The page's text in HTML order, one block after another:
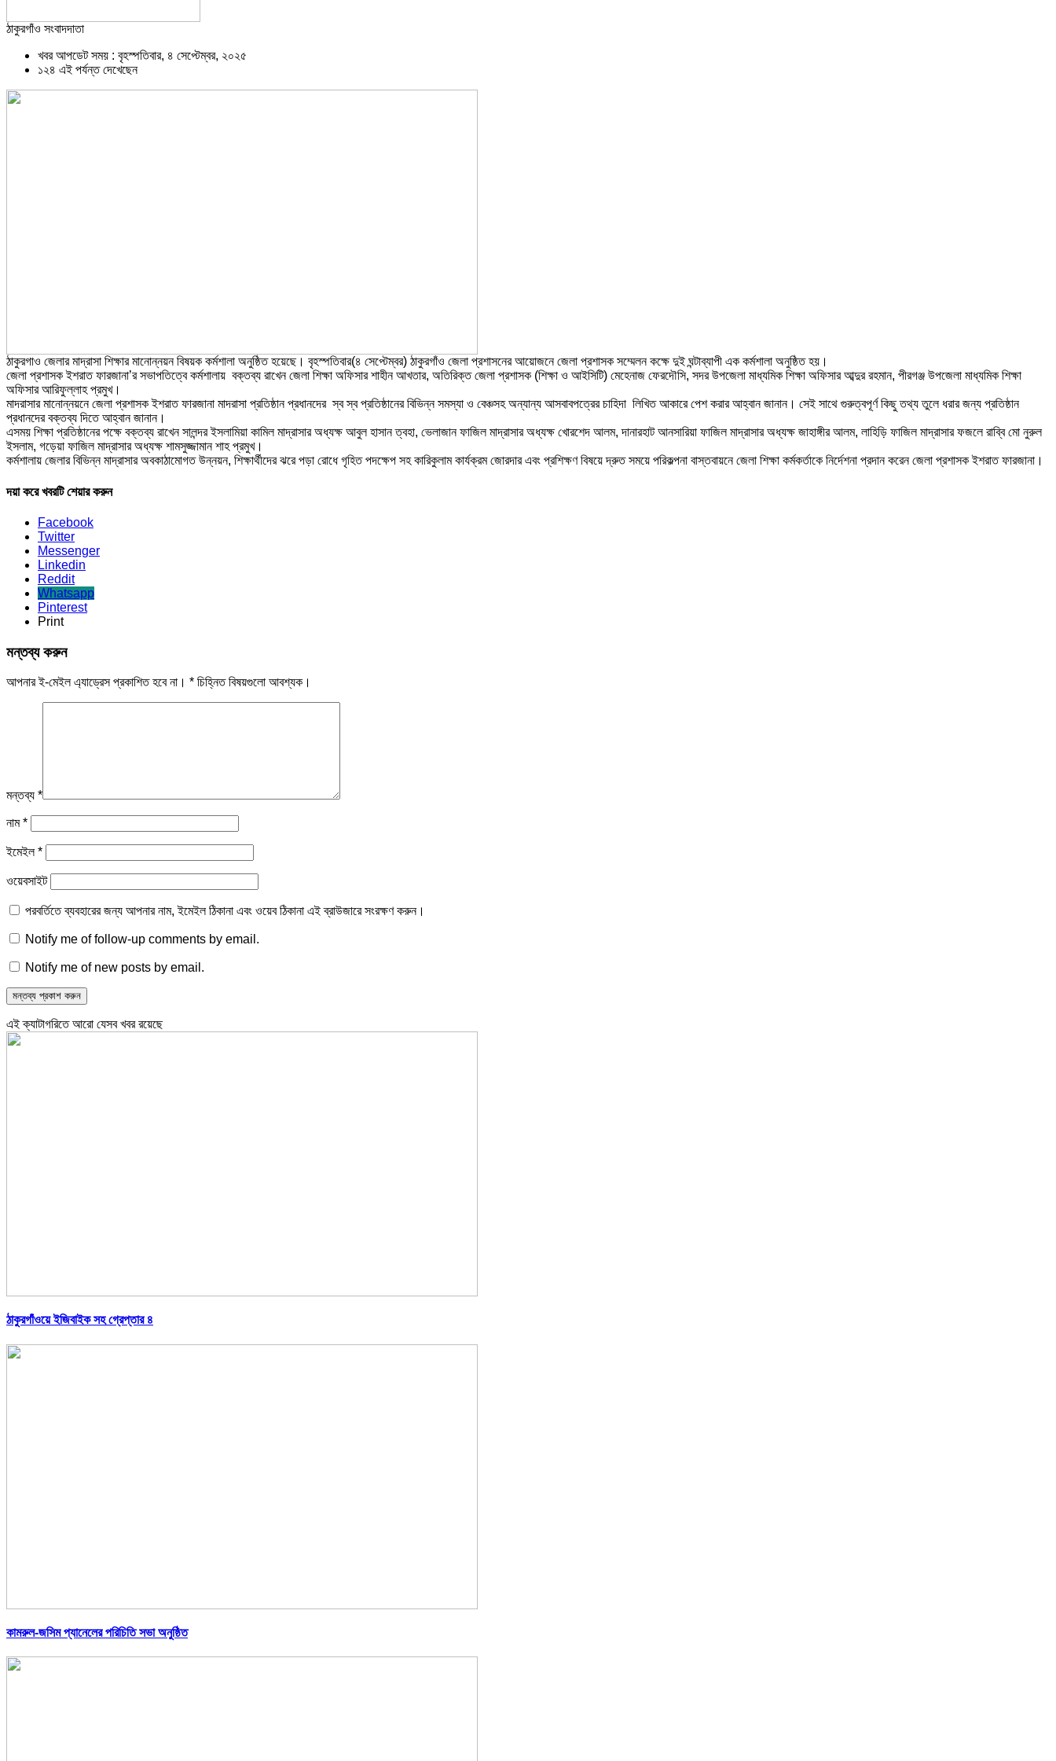
ঠাকুরগাঁও সংবাদদাতা
খবর আপডেট সময় : বৃহস্পতিবার, ৪ সেপ্টেম্বর, ২০২৫
১২৪ এই পর্যন্ত দেখেছেন
ঠাকুরগাও জেলার মাদ্রাসা শিক্ষার মানোন্নয়ন বিষয়ক কর্মশালা অনুষ্ঠিত হয়েছে। বৃহস্পতিবার(৪ সেপ্টেম্বর) ঠাকুরগাঁও জেলা প্রশাসনের আয়োজনে জেলা প্রশাসক সম্মেলন কক্ষে দুই ঘন্টাব্যাপী এক কর্মশালা অনুষ্ঠিত হয়।
জেলা প্রশাসক ইশরাত ফারজানা’র সভাপতিত্বে কর্মশালায় বক্তব্য রাখেন জেলা শিক্ষা অফিসার শাহীন আখতার, অতিরিক্ত জেলা প্রশাসক (শিক্ষা ও আইসিটি) মেহেনাজ ফেরদৌসি, সদর উপজেলা মাধ্যমিক শিক্ষা অফিসার আব্দুর রহমান, পীরগঞ্জ উপজেলা মাধ্যমিক শিক্ষা
অফিসার আরিফুল্লাহ প্রমুখ।
মাদরাসার মানোন্নয়নে জেলা প্রশাসক ইশরাত ফারজানা মাদরাসা প্রতিষ্ঠান প্রধানদের স্ব স্ব প্রতিষ্ঠানের বিভিন্ন সমস্যা ও বেঞ্চসহ অন্যান্য আসবাবপত্রের চাহিদা লিখিত আকারে পেশ করার আহ্বান জানান। সেই সাথে গুরুত্বপূর্ণ কিছু তথ্য তুলে ধরার জন্য প্রতিষ্ঠান
প্রধানদের বক্তব্য দিতে আহ্বান জানান।
এসময় শিক্ষা প্রতিষ্ঠানের পক্ষে বক্তব্য রাখেন সালন্দর ইসলামিয়া কামিল মাদ্রাসার অধ্যক্ষ আবুল হাসান ত্বহা, ভেলাজান ফাজিল মাদ্রাসার অধ্যক্ষ খোরশেদ আলম, দানারহাট আনসারিয়া ফাজিল মাদ্রাসার অধ্যক্ষ জাহাঙ্গীর আলম, লাহিড়ি ফাজিল মাদ্রাসার ফজলে রাব্বি মো নুরুল
ইসলাম, গড়েয়া ফাজিল মাদ্রাসার অধ্যক্ষ শামসুজ্জামান শাহ প্রমুখ।
কর্মশালায় জেলার বিভিন্ন মাদ্রাসার অবকাঠামোগত উন্নয়ন, শিক্ষার্থীদের ঝরে পড়া রোধে গৃহিত পদক্ষেপ সহ কারিকুলাম কার্যক্রম জোরদার এবং প্রশিক্ষণ বিষয়ে দ্রুত সময়ে পরিকল্পনা বাস্তবায়নে জেলা শিক্ষা কর্মকর্তাকে নির্দেশনা প্রদান করেন জেলা প্রশাসক ইশরাত ফারজানা।
দয়া করে খবরটি শেয়ার করুন
Facebook
Twitter
Messenger
Linkedin
Reddit
Whatsapp
Pinterest
Print
মন্তব্য করুন
আপনার ই-মেইল এ্যাড্রেস প্রকাশিত হবে না। * চিহ্নিত বিষয়গুলো আবশ্যক।
মন্তব্য *
নাম*
ইমেইল*
ওয়েবসাইট
পরবর্তিতে ব্যবহারের জন্য আপনার নাম, ইমেইল ঠিকানা এবং ওয়েব ঠিকানা এই ব্রাউজারে সংরক্ষণ করুন।
Notify me of follow-up comments by email.
Notify me of new posts by email.
এই ক্যাটাগরিতে আরো যেসব খবর রয়েছে
ঠাকুরগাঁওয়ে ইজিবাইক সহ গ্রেপ্তার ৪
কামরুল-জসিম প্যানেলের পরিচিতি সভা অনুষ্ঠিত